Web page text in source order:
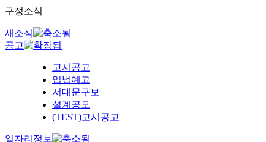
구정소식
새소식
공고
고시공고
입법예고
서대문구보
설계공모
(TEST)고시공고
일자리정보